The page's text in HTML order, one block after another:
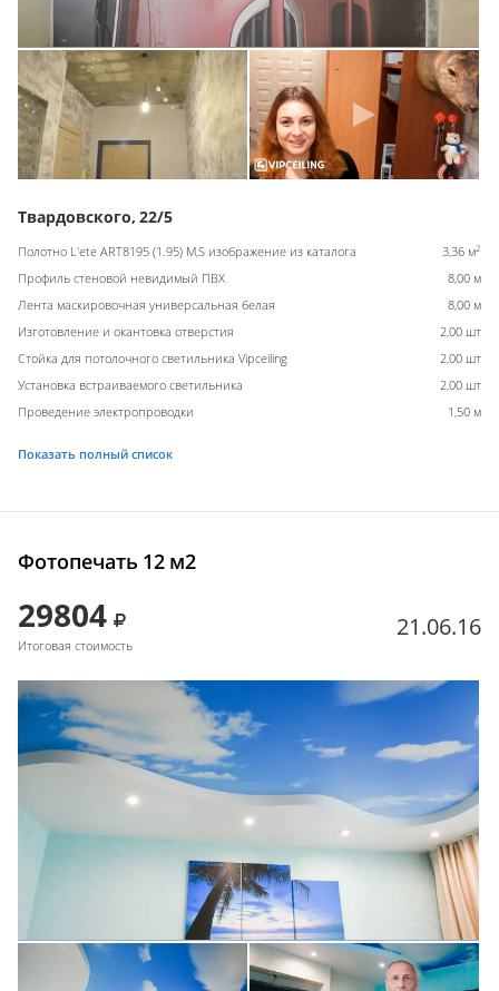
Твардовского, 22/5
Полотно L'ete ART8195 (1.95) M,S изображение из каталога 3,36 м2
Профиль стеновой невидимый ПВХ
8,00 м
Лента маскировочная универсальная белая
8,00 м
Изготовление и окантовка отверстия
2,00 шт
Стойка для потолочного светильника Vipceiling
2,00 шт
Установка встраиваемого светильника
2,00 шт
Проведение электропроводки
1,50 м
Показать полный список
Фотопечать 12 м2
29804
Итоговая стоимость
21.06.16